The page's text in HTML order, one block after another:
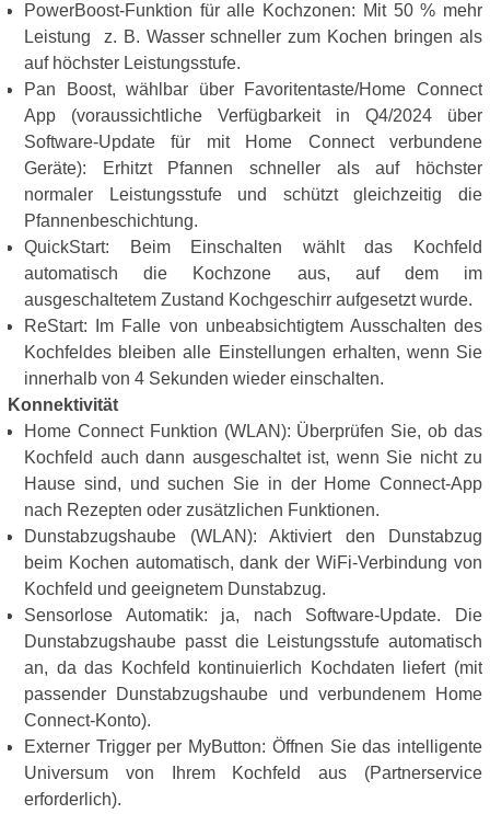
PowerBoost-Funktion für alle Kochzonen: Mit 50 % mehr
Leistung z. B. Wasser schneller zum Kochen bringen als
auf höchster Leistungsstufe.
Pan Boost, wählbar über Favoritentaste/Home Connect
App (voraussichtliche Verfügbarkeit in Q4/2024 über
Software-Update für mit Home Connect verbundene
Geräte): Erhitzt Pfannen schneller als auf höchster
normaler Leistungsstufe und schützt gleichzeitig die
Pfannenbeschichtung.
QuickStart: Beim Einschalten wählt das Kochfeld
automatisch die Kochzone aus, auf dem im
ausgeschaltetem Zustand Kochgeschirr aufgesetzt wurde.
ReStart: Im Falle von unbeabsichtigtem Ausschalten des
Kochfeldes bleiben alle Einstellungen erhalten, wenn Sie
innerhalb von 4 Sekunden wieder einschalten.
Konnektivität
Home Connect Funktion (WLAN): Überprüfen Sie, ob das
Kochfeld auch dann ausgeschaltet ist, wenn Sie nicht zu
Hause sind, und suchen Sie in der Home Connect-App
nach Rezepten oder zusätzlichen Funktionen.
Dunstabzugshaube (WLAN): Aktiviert den Dunstabzug
beim Kochen automatisch, dank der WiFi-Verbindung von
Kochfeld und geeignetem Dunstabzug.
Sensorlose Automatik: ja, nach Software-Update. Die
Dunstabzugshaube passt die Leistungsstufe automatisch
an, da das Kochfeld kontinuierlich Kochdaten liefert (mit
passender Dunstabzugshaube und verbundenem Home
Connect-Konto).
Externer Trigger per MyButton: Öffnen Sie das intelligente
Universum von Ihrem Kochfeld aus (Partnerservice
erforderlich).